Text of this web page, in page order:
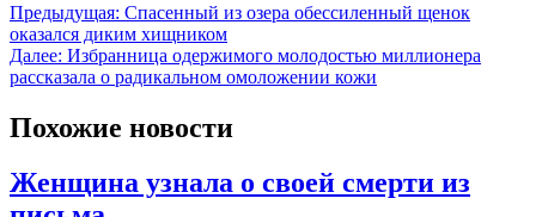
Предыдущая: Спасенный из озера обессиленный щенок
оказался диким хищником
Далее: Избранница одержимого молодостью миллионера
рассказала о радикальном омоложении кожи
Похожие новости
Женщина узнала о своей смерти из